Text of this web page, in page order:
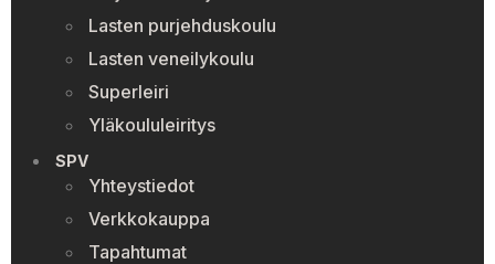
Lasten purjehduskoulu
Lasten veneilykoulu
Superleiri
Yläkoululeiritys
SPV
Yhteystiedot
Verkkokauppa
Tapahtumat